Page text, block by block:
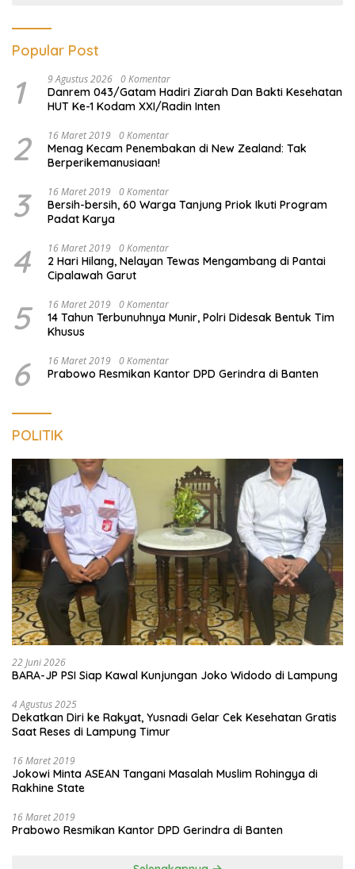
Popular Post
1 9 Agustus 2026 0 Komentar
Danrem 043/Gatam Hadiri Ziarah Dan Bakti Kesehatan
HUT Ke-1 Kodam XXI/Radin Inten
2 16 Maret 2019 0 Komentar
Menag Kecam Penembakan di New Zealand: Tak
Berperikemanusiaan!
3 16 Maret 2019 0 Komentar
Bersih-bersih, 60 Warga Tanjung Priok Ikuti Program
Padat Karya
4 16 Maret 2019 0 Komentar
2 Hari Hilang, Nelayan Tewas Mengambang di Pantai
Cipalawah Garut
5 16 Maret 2019 0 Komentar
14 Tahun Terbunuhnya Munir, Polri Didesak Bentuk Tim
Khusus
6 16 Maret 2019 0 Komentar
Prabowo Resmikan Kantor DPD Gerindra di Banten
POLITIK
22 Juni 2026
BARA-JP PSI Siap Kawal Kunjungan Joko Widodo di Lampung
4 Agustus 2025
Dekatkan Diri ke Rakyat, Yusnadi Gelar Cek Kesehatan Gratis
Saat Reses di Lampung Timur
16 Maret 2019
Jokowi Minta ASEAN Tangani Masalah Muslim Rohingya di
Rakhine State
16 Maret 2019
Prabowo Resmikan Kantor DPD Gerindra di Banten